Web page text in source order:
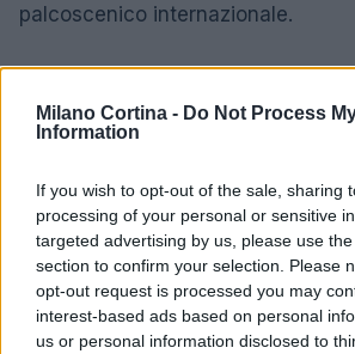
Milano Cortina - Do Not Process
Information
If you wish to opt-out of the sale, sharing
processing of your personal or sensitive
targeted advertising by us, please use
section to confirm your selection. Please
opt-out request is processed you may
interest-based ads based on personal
us or personal information disclosed to
palcoscenico internazionale.
AUTORE
AiAdhubMedia